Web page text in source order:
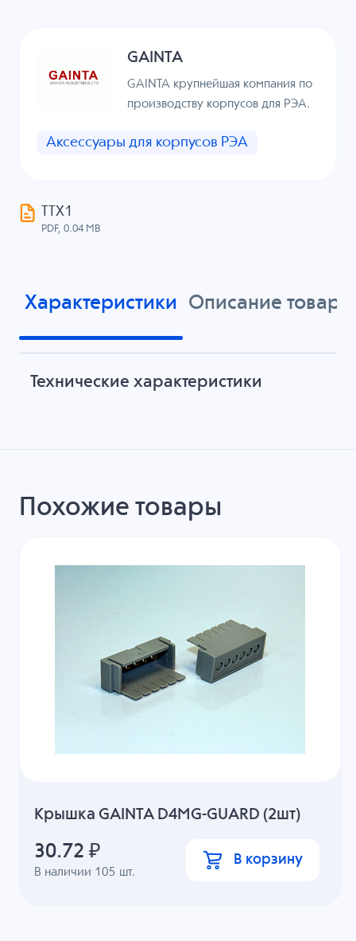
GAINTA
GAINTA крупнейшая компания по
производству корпусов для РЭА.
Аксессуары для корпусов РЭА
ТТХ1
PDF, 0.04 MB
Характеристики Описание товара
Технические характеристики
Похожие товары
Крышка GAINTA D4MG-GUARD (2шт)
В наличии 105 шт.
30.72 ₽ В корзину